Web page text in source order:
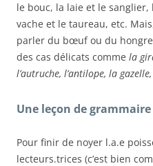
le bouc, la laie et le
vache et le taureau, etc.
parler du bœuf ou du
des cas délicats comme la
l’autruche, l’antilope, la
Une leçon de
Pour finir de noyer l.a.e
lecteurs.trices (c’est bien